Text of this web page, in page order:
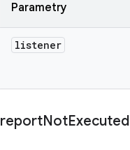
Parametry
listener
reportNotExecuted